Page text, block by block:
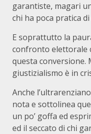
garantiste, magari
chi ha poca pratica
E soprattutto la
confronto elettorale
questa conversione.
giustizialismo è in
Anche
nota e sottolinea
un po’ goffa ed
ed il seccato di chi